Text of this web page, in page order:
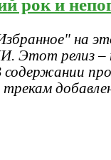
рок и
на
Этот релиз –
содержании